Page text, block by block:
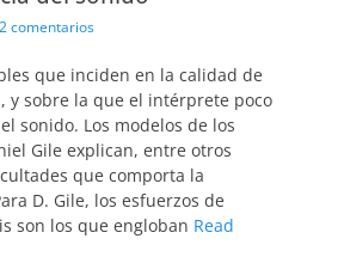
2 comentarios
que inciden en la calidad de
y sobre la que el intérprete poco
sonido. Los modelos de los
Gile explican, entre otros
que comporta la
D. Gile, los esfuerzos de
son los que engloban Read